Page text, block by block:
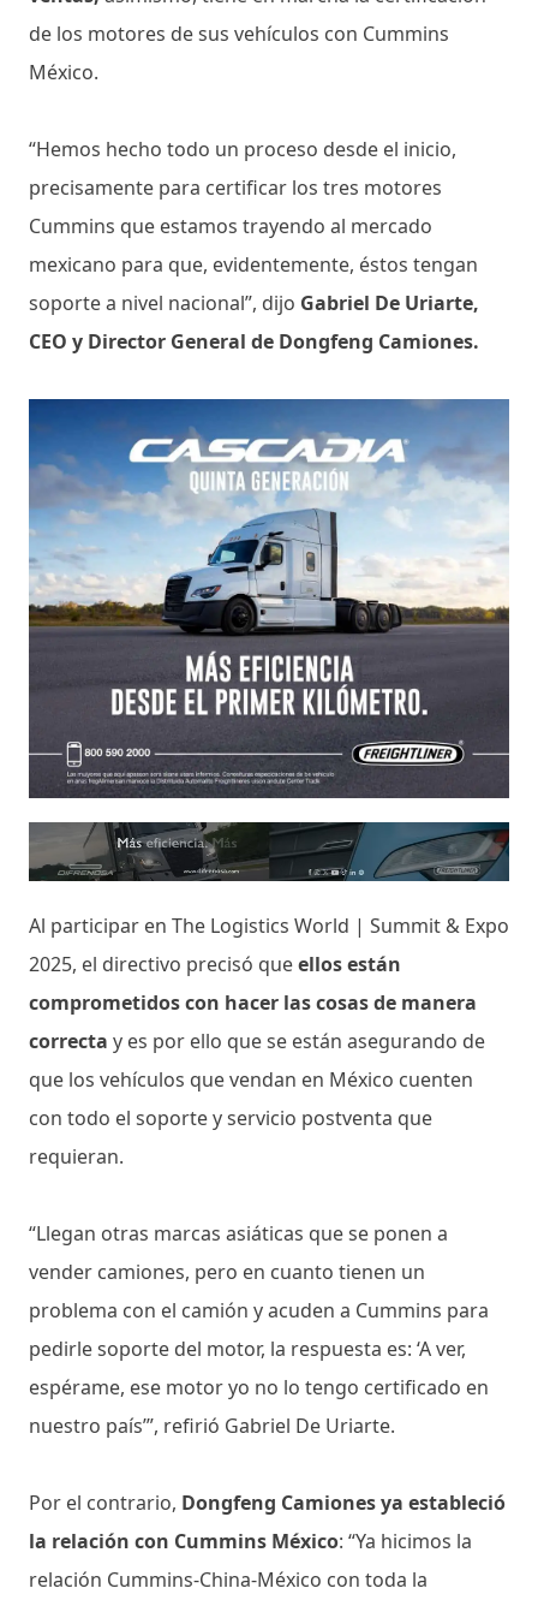
de los motores de sus vehículos con Cummins
México.
“Hemos hecho todo un proceso desde el inicio,
precisamente para certificar los tres motores
Cummins que estamos trayendo al mercado
mexicano para que, evidentemente, éstos tengan
soporte a nivel nacional”, dijo Gabriel De Uriarte,
CEO y Director General de Dongfeng Camiones.
Al participar en The Logistics World | Summit & Expo
2025, el directivo precisó queellos están
comprometidos con hacer las cosas de manera
correcta y es por ello que se están asegurando de
que los vehículos que vendan en México cuenten
con todo el soporte y servicio postventa que
requieran.
“Llegan otras marcas asiáticas que se ponen a
vender camiones, pero en cuanto tienen un
problema con el camión y acuden a Cummins para
pedirle soporte del motor, la respuesta es: ‘A ver,
espérame, ese motor yo no lo tengo certificado en
nuestro país’”, refirió Gabriel De Uriarte.
Por el contrario, Dongfeng Camiones ya estableció
la relación con Cummins México: “Ya hicimos la
relación Cummins-China-México con toda la